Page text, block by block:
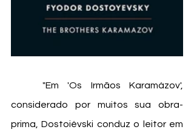
considerado por muitos sua obra-
prima, Dostoiévski conduz o leitor em